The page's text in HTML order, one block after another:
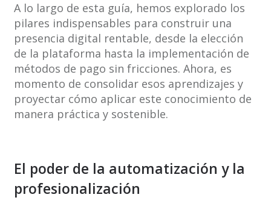
A lo largo de esta guía, hemos explorado los
pilares indispensables para construir una
presencia digital rentable, desde la elección
de la plataforma hasta la implementación de
métodos de pago sin fricciones. Ahora, es
momento de consolidar esos aprendizajes y
proyectar cómo aplicar este conocimiento de
manera práctica y sostenible.
El poder de la automatización y la
profesionalización